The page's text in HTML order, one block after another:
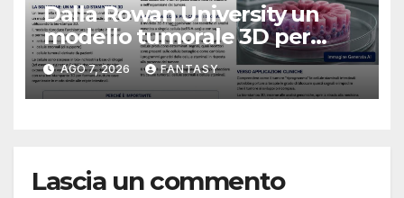
Dalla Rowan University un
modello tumorale 3D per
studiare il dialogo tra cancro
e cellule staminali
AGO 7, 2026 FANTASY
Lascia un commento